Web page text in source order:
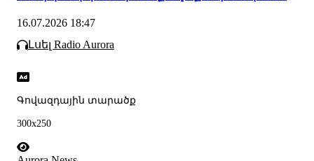
16.07.2026 18:47
Լսել Radio Aurora
Գովազդային տարածք
300x250